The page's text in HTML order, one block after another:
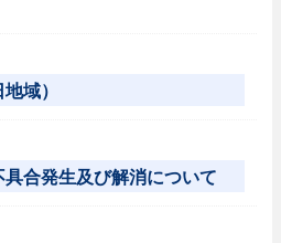
域）
合発生及び解消について